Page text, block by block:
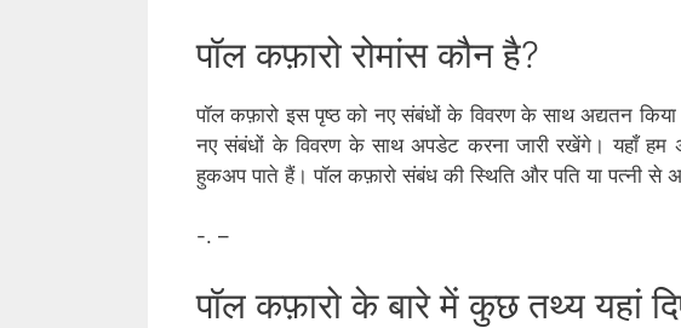
पॉल कफ़ारो रोमांस कौन है?
पॉल कफ़ारो इस पृष्ठ को नए संबंधों के विवरण के साथ अद्यतन किया
नए संबंधों के विवरण के साथ अपडेट करना जारी रखेंगे। यहाँ हम
हुकअप पाते हैं। पॉल कफ़ारो संबंध की स्थिति और पति या पत्नी से
-. –
पॉल कफ़ारो के बारे में कुछ तथ्य यहां